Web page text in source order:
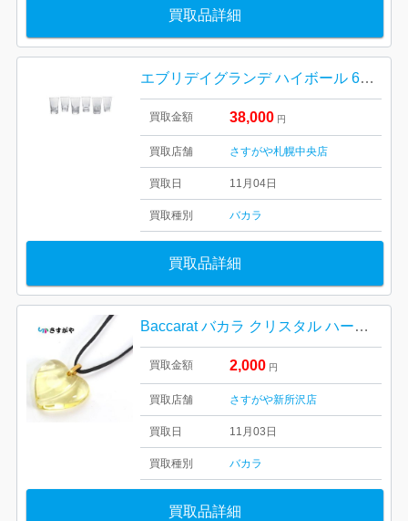
買取品詳細
エブリデイグランデ ハイボール 6客セット Baccarat バカラ エブリデイ ロックグラス 6客 セット アソート コップ グラス 食器 クリスタル クリア
買取金額 38,000 円
買取店舗 さすがや札幌中央店
買取日 11月04日
買取種別 バカラ
買取品詳細
Baccarat バカラ クリスタル ハート ネックレス アクセサリー
買取金額 2,000 円
買取店舗 さすがや新所沢店
買取日 11月03日
買取種別 バカラ
買取品詳細